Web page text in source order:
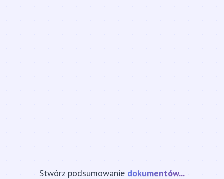
Stwórz podsumowanie strony internetowej...